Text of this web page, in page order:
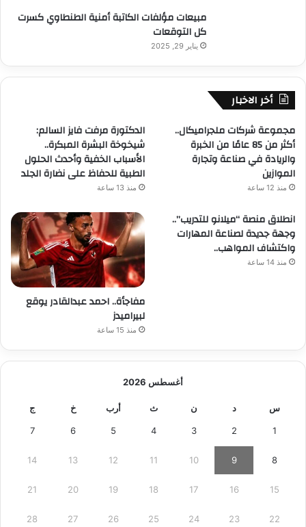
مبيعات مؤلفات الكاتبة أمنية الطنطاوي كسرت
كل التوقعات
يناير 29, 2025
أخر الاخبار
مجموعة شركات ملجراميكال..
أكثر من 85 عامًا من الخبرة
والريادة في صناعة وتجارة
الموازين
منذ 12 ساعة
الدكتورة مرفت فايز السالم:
شيخوخة البشرة المبكرة..
الأسباب الخفية وأحدث الحلول
الطبية للحفاظ على نضارة الجلد
منذ 13 ساعة
انطلاق منصة “ميلانو للتدريب”..
وجهة جديدة لصناعة المهارات
واكتشاف المواهب..
منذ 14 ساعة
مفاجأة.. احمد عبدالقادر يوقع
لبيراميدز
منذ 15 ساعة
أغسطس 2026
س د ن ث أرب خ ج
1
2
3
4
5
6
7
8
9
10
11
12
13
14
15
16
17
18
19
20
21
22
23
24
25
26
27
28